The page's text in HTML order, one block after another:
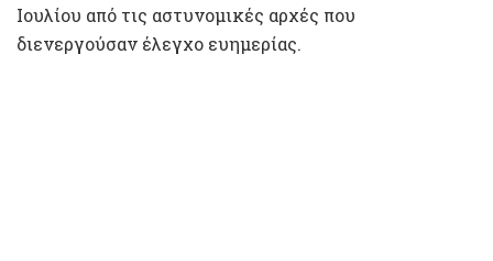
Ιουλίου από τις αστυνομικές αρχές που
διενεργούσαν έλεγχο ευημερίας.